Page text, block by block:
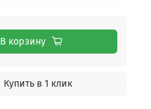
В корзину
Купить в 1 клик